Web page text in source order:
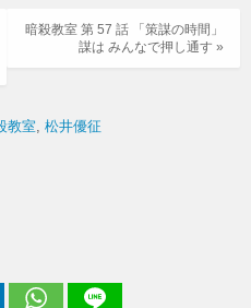
暗殺教室 第 57 話 「策謀の時間」
謀は みんなで押し通す »
教室 松井優征